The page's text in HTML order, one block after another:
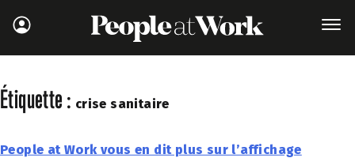
Étiquette : crise sanitaire
People at Work vous en dit plus sur l’affichage